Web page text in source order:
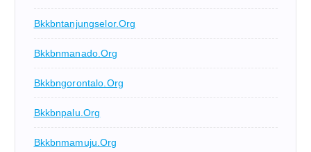
Bkkbntanjungselor.org
Bkkbnmanado.org
Bkkbngorontalo.org
Bkkbnpalu.org
Bkkbnmamuju.org